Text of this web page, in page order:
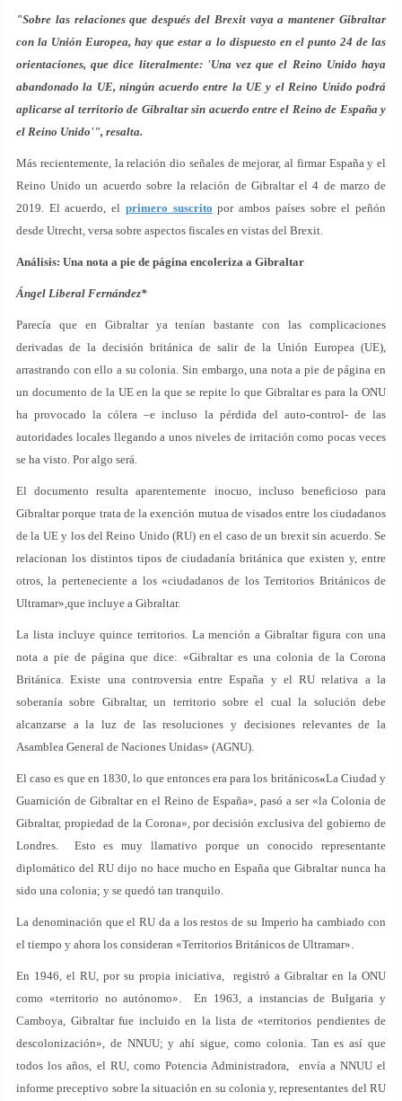
"Sobre las relaciones que después del Brexit vaya a mantener Gibraltar
con la Unión Europea, hay que estar a lo dispuesto en el punto 24 de las
orientaciones, que dice literalmente: 'Una vez que el Reino Unido haya
abandonado la UE, ningún acuerdo entre la UE y el Reino Unido podrá
aplicarse al territorio de Gibraltar sin acuerdo entre el Reino de España y
el Reino Unido'", resalta.
Más recientemente, la relación dio señales de mejorar, al firmar España y el
Reino Unido un acuerdo sobre la relación de Gibraltar el 4 de marzo de
2019. El acuerdo, el primero suscrito por ambos países sobre el peñón
desde Utrecht, versa sobre aspectos fiscales en vistas del Brexit.
Análisis: Una nota a pie de página encoleriza a Gibraltar
Ángel Liberal Fernández*
Parecía que en Gibraltar ya tenían bastante con las complicaciones
derivadas de la decisión británica de salir de la Unión Europea (UE),
arrastrando con ello a su colonia. Sin embargo, una nota a pie de página en
un documento de la UE en la que se repite lo que Gibraltar es para la ONU
ha provocado la cólera –e incluso la pérdida del auto-control- de las
autoridades locales llegando a unos niveles de irritación como pocas veces
se ha visto. Por algo será.
El documento resulta aparentemente inocuo, incluso beneficioso para
Gibraltar porque trata de la exención mutua de visados entre los ciudadanos
de la UE y los del Reino Unido (RU) en el caso de un brexit sin acuerdo. Se
relacionan los distintos tipos de ciudadanía británica que existen y, entre
otros, la perteneciente a los «ciudadanos de los Territorios Británicos de
Ultramar»,que incluye a Gibraltar.
La lista incluye quince territorios. La mención a Gibraltar figura con una
nota a pie de página que dice: «Gibraltar es una colonia de la Corona
Británica. Existe una controversia entre España y el RU relativa a la
soberanía sobre Gibraltar, un territorio sobre el cual la solución debe
alcanzarse a la luz de las resoluciones y decisiones relevantes de la
Asamblea General de Naciones Unidas» (AGNU).
El caso es que en 1830, lo que entonces era para los británicos«La Ciudad y
Guarnición de Gibraltar en el Reino de España», pasó a ser «la Colonia de
Gibraltar, propiedad de la Corona», por decisión exclusiva del gobierno de
Londres. Esto es muy llamativo porque un conocido representante
diplomático del RU dijo no hace mucho en España que Gibraltar nunca ha
sido una colonia; y se quedó tan tranquilo.
La denominación que el RU da a los restos de su Imperio ha cambiado con
el tiempo y ahora los consideran «Territorios Británicos de Ultramar».
En 1946, el RU, por su propia iniciativa, registró a Gibraltar en la ONU
como «territorio no autónomo». En 1963, a instancias de Bulgaria y
Camboya, Gibraltar fue incluido en la lista de «territorios pendientes de
descolonización», de NNUU; y ahí sigue, como colonia. Tan es así que
todos los años, el RU, como Potencia Administradora, envía a NNUU el
informe preceptivo sobre la situación en su colonia y, representantes del RU